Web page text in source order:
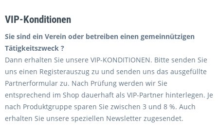
VIP-Konditionen
Sie sind ein Verein oder betreiben einen gemeinnützigen
Tätigkeitszweck ?
Dann erhalten Sie unsere VIP-KONDITIONEN. Bitte senden Sie
uns einen Registerauszug zu und senden uns das ausgefüllte
Partnerformular zu. Nach Prüfung werden wir Sie
entsprechend im Shop dauerhaft als VIP-Partner hinterlegen. Je
nach Produktgruppe sparen Sie zwischen 3 und 8 %. Auch
erhalten Sie unsere speziellen Newsletter zugesendet.